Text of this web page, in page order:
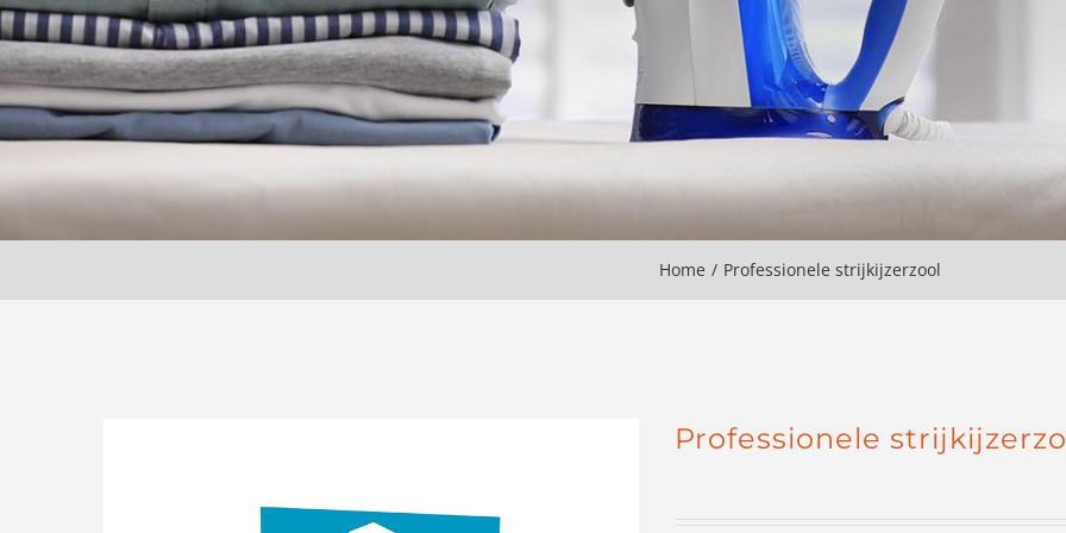
Home Professionele strijkijzerzool
Professionele